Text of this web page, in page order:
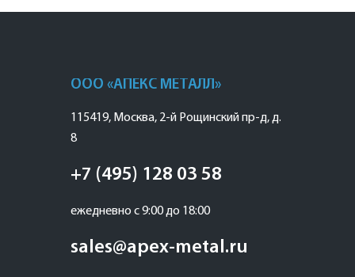
ООО «АПЕКС МЕТАЛЛ»
115419, Москва, 2-й Рощинский пр-д, д.
8
+7 (495) 128 03 58
ежедневно с 9:00 до 18:00
sales@apex-metal.ru